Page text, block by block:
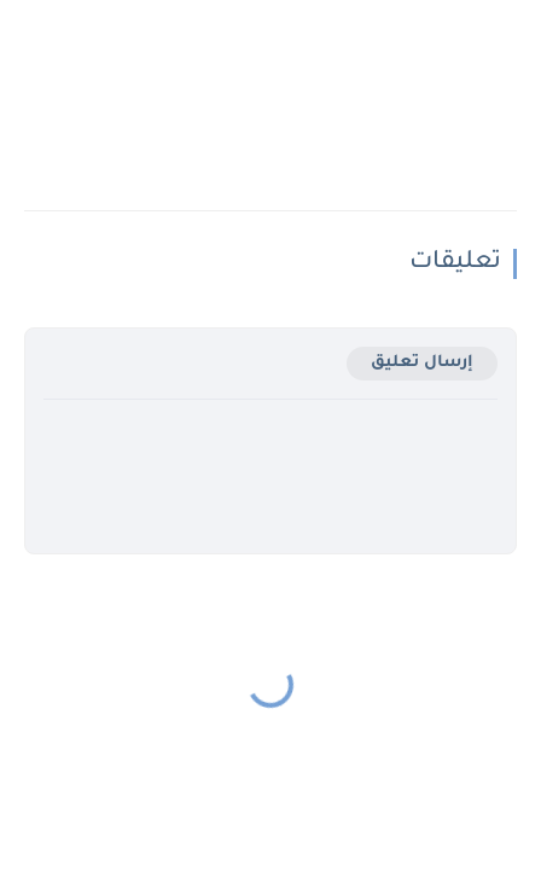
تعليقات
إرسال تعليق